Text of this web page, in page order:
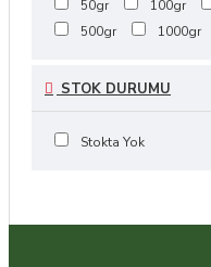
50gr 100gr
500gr
1000gr
STOK DURUMU
Stokta Yok